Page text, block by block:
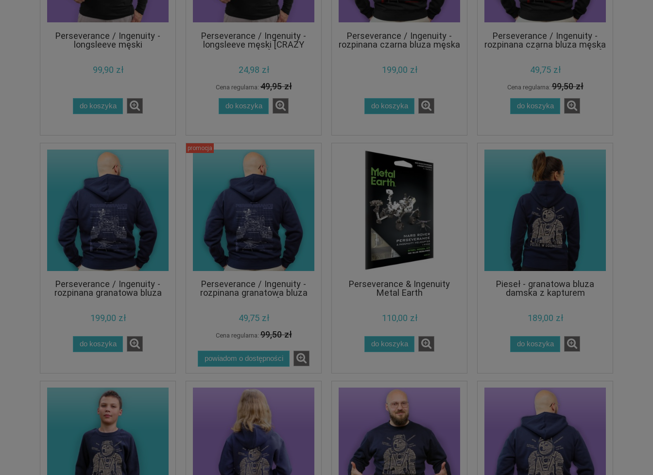
Perseverance / Ingenuity -
longsleeve męski
99,90 zł
do koszyka
Perseverance / Ingenuity -
longsleeve męski [CRAZY
PROMO]
24,98 zł
Cena regularna:49,95 zł
do koszyka
Perseverance / Ingenuity -
rozpinana czarna bluza męska
199,00 zł
do koszyka
Perseverance / Ingenuity -
rozpinana czarna bluza męska
z kapturem [CRAZY PROMO]
49,75 zł
Cena regularna:99,50 zł
do koszyka
Perseverance / Ingenuity -
rozpinana granatowa bluza
męska z kapturem
199,00 zł
do koszyka
Perseverance / Ingenuity -
rozpinana granatowa bluza
męska z kapturem [CRAZY
49,75 zł
Cena regularna:99,50 zł
powiadom o dostępności
promocja
Perseverance & Ingenuity
Metal Earth
110,00 zł
do koszyka
Pieseł - granatowa bluza
damska z kapturem
189,00 zł
do koszyka